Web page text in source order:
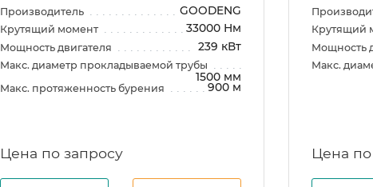
Производитель GOODENG
Крутящий момент 33000 Нм
Мощность двигателя 239 кВт
Макс. диаметр прокладываемой трубы
1500 мм
Макс. протяженность бурения 900 м
Цена по запросу
Крутящий
Мощность
Макс.
Цена